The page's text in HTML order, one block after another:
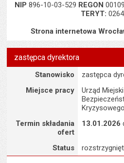
NIP 896-10-03-529 REGON
TERYT:
Strona internetowa
zastępca dyrektora
SzczegółyStanowisko
zastępca
Miejsce pracy
Urząd
Kryzysowego
Termin składania
ofert
13.01.2026
Status